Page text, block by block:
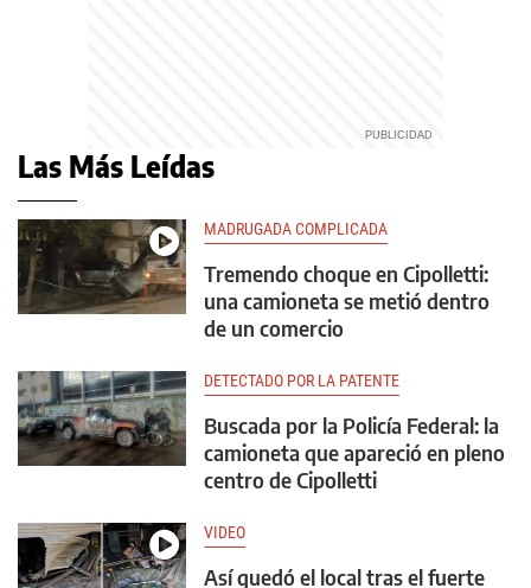
Las Más Leídas
MADRUGADA COMPLICADA
Tremendo choque en Cipolletti:
una camioneta se metió dentro
de un comercio
DETECTADO POR LA PATENTE
Buscada por la Policía Federal: la
camioneta que apareció en pleno
centro de Cipolletti
VIDEO
Así quedó el local tras el fuerte